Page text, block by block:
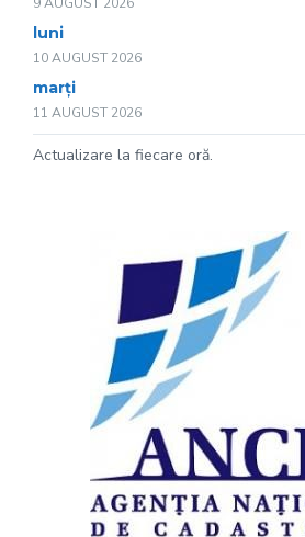
9 AUGUST 2026
luni
10 AUGUST 2026
marți
11 AUGUST 2026
Actualizare la fiecare oră.